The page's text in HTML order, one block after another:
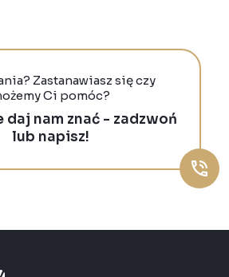
Zastanawiasz się czy
Ci pomóc?
daj nam znać - zadzwoń
lub napisz!